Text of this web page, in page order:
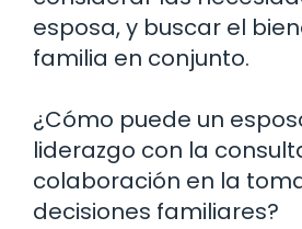
esposa, y buscar el
familia en conjunto.
¿Cómo puede un
liderazgo con la
colaboración en la
decisiones familiares?